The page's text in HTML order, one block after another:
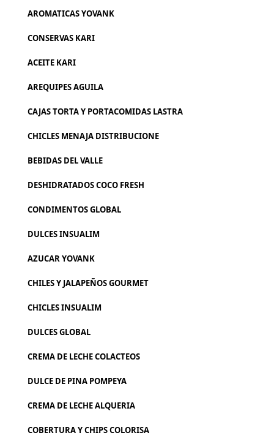
AROMATICAS YOVANK
CONSERVAS KARI
ACEITE KARI
AREQUIPES AGUILA
CAJAS TORTA Y PORTACOMIDAS LASTRA
CHICLES MENAJA DISTRIBUCIONE
BEBIDAS DEL VALLE
DESHIDRATADOS COCO FRESH
CONDIMENTOS GLOBAL
DULCES INSUALIM
AZUCAR YOVANK
CHILES Y JALAPEÑOS GOURMET
CHICLES INSUALIM
DULCES GLOBAL
CREMA DE LECHE COLACTEOS
DULCE DE PINA POMPEYA
CREMA DE LECHE ALQUERIA
COBERTURA Y CHIPS COLORISA